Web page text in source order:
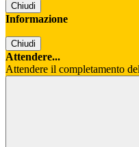
Chiudi
Informazione
Chiudi
Attendere...
Attendere il completamento